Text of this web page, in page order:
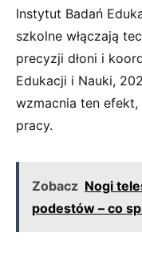
Instytut Badań
szkolne włączają
precyzji dłoni i
Edukacji i Nauki,
wzmacnia ten
pracy.
Zobacz Nogi
podestów – co